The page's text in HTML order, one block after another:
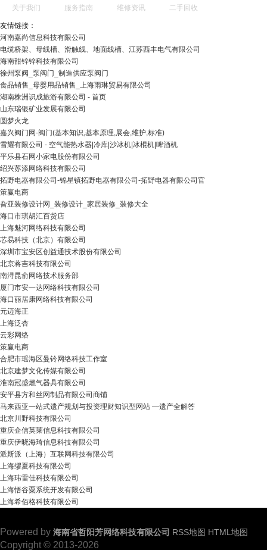
关于我们 服务指南 维修资讯 二手回收
友情链接：
河南嘉尚信息科技有限公司
电缆桥架、母线槽、滑触线、地面线槽、江苏西丰电气有限公司
海南甜锌锌科技有限公司
徐州泵阀_泵阀门_制造供应泵阀门
食品销售_母婴用品销售_上海雨琳贸易有限公司
湖南株洲识成旅游有限公司 - 首页
山东瑞银矿业发展有限公司
圆梦火龙
嘉兴阀门网-阀门(基本知识,基本原理,展会,维护,标准)
雪耀有限公司 - 空气能热水器|冷库|沙冰机|冰棍机|啤酒机
平乐县石网小家电股份有限公司
绍兴苏添网络科技有限公司
拓野电器有限公司-锦星镇拓野电器有限公司-拓野电器有限公司官
策赢电商
旮亚装修设计网_装修设计_家居装修_装修大全
海口市琪胡汇百货店
上海魅河网络科技有限公司
芯易科技（北京）有限公司
深圳市宝安区创益通技术股份有限公司
北京蒋吉科技有限公司
南浔昆俞网络技术服务部
厦门市安一达网络科技有限公司
海口丽居康网络科技有限公司
元迈海正
上海泛杏
云彩网络
策赢电商
合肥市瑶海区曼铃网络科技工作室
北京建梦文化传媒有限公司
淮南冠盛燃气器具有限公司
安平县方和丝网制品有限公司商铺
马来西亚一站式遗产规划与投资理财知识型网站 —遗产全解答
北京川野科技有限公司
重庆企信英莱信息科技有限公司
重庆伊晓海琦信息科技有限公司
派斯派（上海）互联网科技有限公司
上海缪夏科技有限公司
上海玮雷佳科技有限公司
上海悟谷粟系统开发有限公司
上海希佰格科技有限公司
Powered by 海南省哲阳芳网络科技有限公司 RSS地图 HTML地图
Copyright © 2013-2026